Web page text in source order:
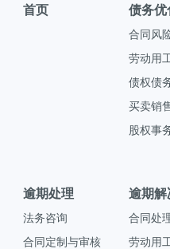
首页 债务优
合同风
劳动用
债权债
买卖销
股权事
逾期处理
法务咨询
合同定制与审核
逾期解
合同处
劳动用